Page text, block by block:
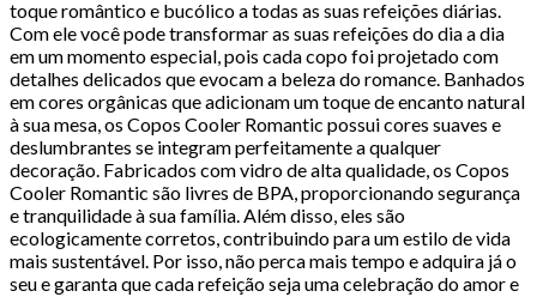
toque romântico e bucólico a todas as suas refeições diárias.
Com ele você pode transformar as suas refeições do dia a dia
em um momento especial, pois cada copo foi projetado com
detalhes delicados que evocam a beleza do romance. Banhados
em cores orgânicas que adicionam um toque de encanto natural
à sua mesa, os Copos Cooler Romantic possui cores suaves e
deslumbrantes se integram perfeitamente a qualquer
decoração. Fabricados com vidro de alta qualidade, os Copos
Cooler Romantic são livres de BPA, proporcionando segurança
e tranquilidade à sua família. Além disso, eles são
ecologicamente corretos, contribuindo para um estilo de vida
mais sustentável. Por isso, não perca mais tempo e adquira já o
seu e garanta que cada refeição seja uma celebração do amor e